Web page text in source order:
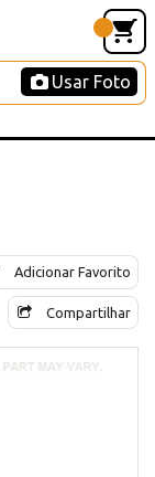
Usar Foto
Adicionar Favorito
Compartilhar